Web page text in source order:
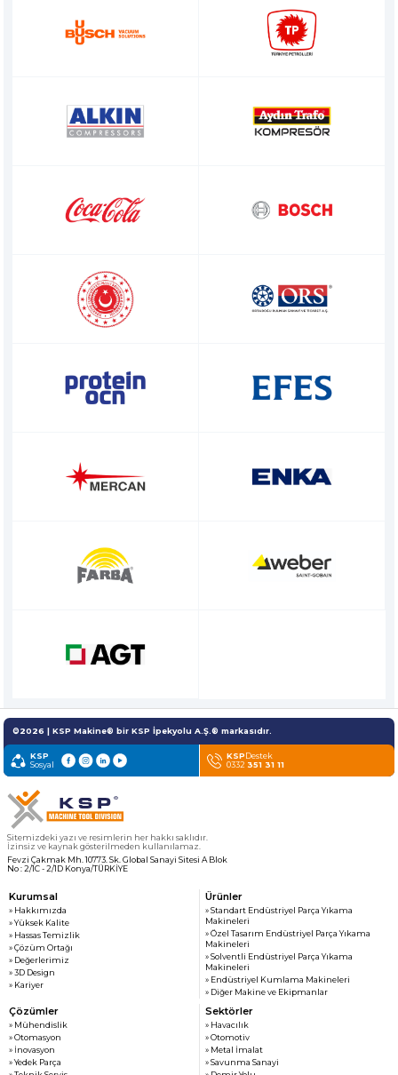
©2026 | KSP Makine® bir KSP İpekyolu A.Ş.® markasıdır.
KSP
Sosyal
KSPDestek
0332 351 31 11
Sitemizdeki yazı ve resimlerin her hakkı saklıdır.
İzinsiz ve kaynak gösterilmeden kullanılamaz.
Fevzi Çakmak Mh. 10773. Sk. Global Sanayi Sitesi A Blok
No : 2/1C - 2/1D Konya/TÜRKİYE
Kurumsal
» Hakkımızda
» Yüksek Kalite
» Hassas Temizlik
» Çözüm Ortağı
» Değerlerimiz
» 3D Design
» Kariyer
Ürünler
» Standart Endüstriyel Parça Yıkama
Makineleri
» Özel Tasarım Endüstriyel Parça Yıkama
Makineleri
» Solventli Endüstriyel Parça Yıkama
Makineleri
» Endüstriyel Kumlama Makineleri
» Diğer Makine ve Ekipmanlar
Çözümler
» Mühendislik
» Otomasyon
» İnovasyon
» Yedek Parça
Sektörler
» Havacılık
» Otomotiv
» Metal İmalat
» Savunma Sanayi